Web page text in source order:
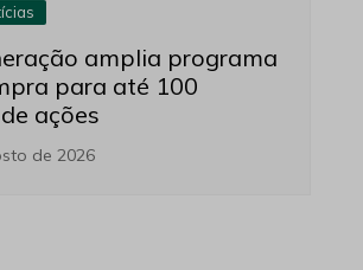
amplia programa
para até 100
ações
de 2026